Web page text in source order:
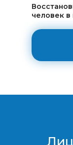
человек